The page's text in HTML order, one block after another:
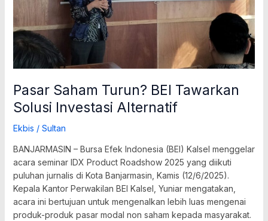
Pasar Saham Turun? BEI Tawarkan
Solusi Investasi Alternatif
Ekbis / Sultan
BANJARMASIN – Bursa Efek Indonesia (BEI) Kalsel menggelar
acara seminar IDX Product Roadshow 2025 yang diikuti
puluhan jurnalis di Kota Banjarmasin, Kamis (12/6/2025).
Kepala Kantor Perwakilan BEI Kalsel, Yuniar mengatakan,
acara ini bertujuan untuk mengenalkan lebih luas mengenai
produk-produk pasar modal non saham kepada masyarakat.